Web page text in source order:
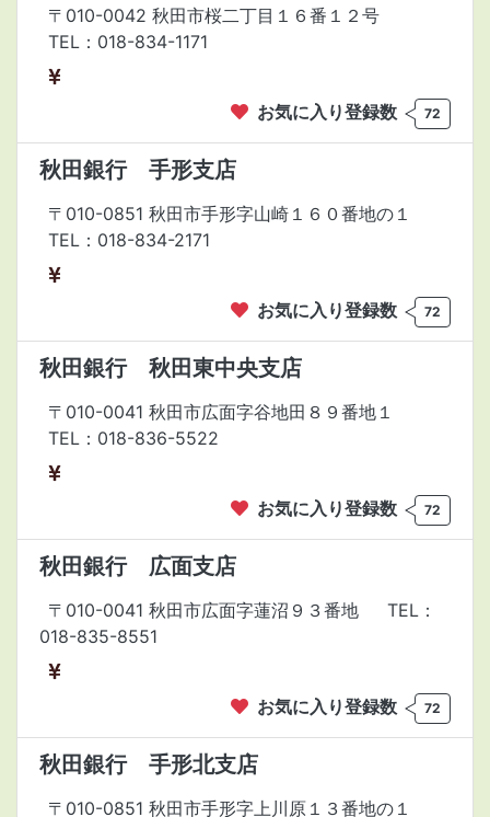
〒010-0042 秋田市桜二丁目１６番１２号
TEL：018-834-1171
お気に入り登録数 72
秋田銀行 手形支店
〒010-0851 秋田市手形字山崎１６０番地の１
TEL：018-834-2171
お気に入り登録数 72
秋田銀行 秋田東中央支店
〒010-0041 秋田市広面字谷地田８９番地１
TEL：018-836-5522
お気に入り登録数 72
秋田銀行 広面支店
〒010-0041 秋田市広面字蓮沼９３番地
TEL：
018-835-8551
お気に入り登録数 72
秋田銀行 手形北支店
〒010-0851 秋田市手形字上川原１３番地の１